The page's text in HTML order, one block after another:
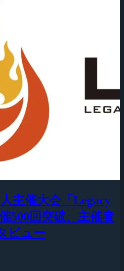
主催大会「Legacy
500回突破、主催者
ビュー